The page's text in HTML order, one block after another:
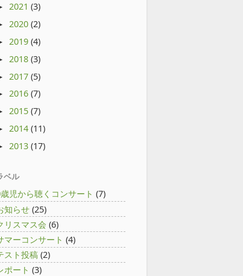
2021 (3)
2020 (2)
2019 (4)
2018 (3)
2017 (5)
2016 (7)
2015 (7)
2014 (11)
2013 (17)
ベル
児から聴くコンサート (7)
知らせ (25)
リスマス会 (6)
マーコンサート (4)
スト投稿 (2)
ポート (3)